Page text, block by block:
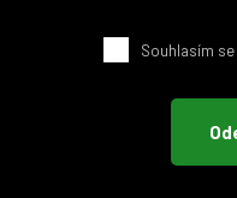
Souhlasím se